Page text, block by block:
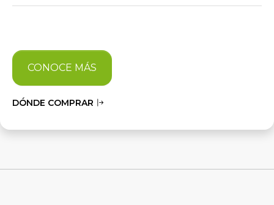
CONOCE MÁS
DÓNDE COMPRAR